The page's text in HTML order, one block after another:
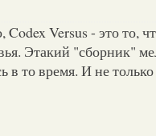
Codex Versus - это то,
Этакий "сборник"
в то время. И не